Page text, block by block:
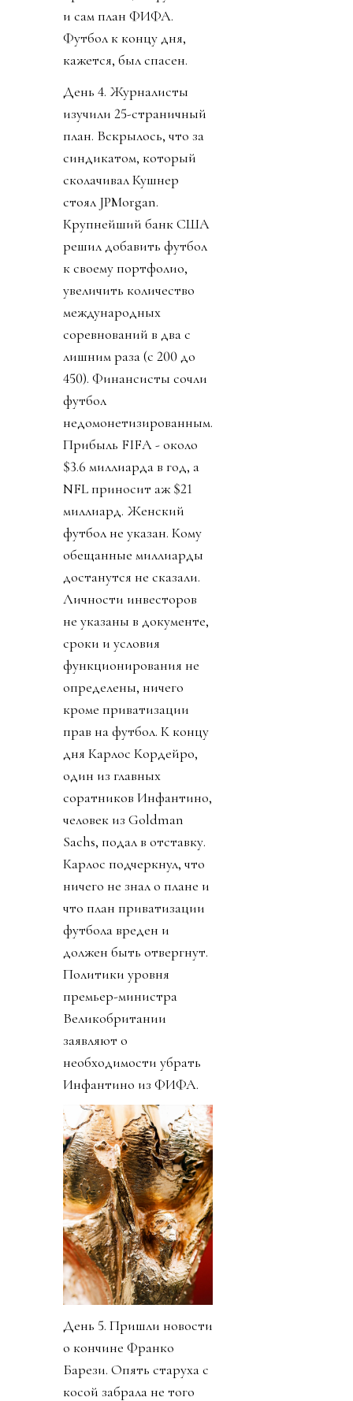
и сам план ФИФА.
Футбол к концу дня,
кажется, был спасен.
День 4. Журналисты
изучили 25-страничный
план. Вскрылось, что за
синдикатом, который
сколачивал Кушнер
стоял JPMorgan.
Крупнейший банк США
решил добавить футбол
к своему портфолио,
увеличить количество
международных
соревнований в два с
лишним раза (с 200 до
450). Финансисты сочли
футбол
недомонетизированным.
Прибыль FIFA - около
$3.6 миллиарда в год, а
NFL приносит аж $21
миллиард. Женский
футбол не указан. Кому
обещанные миллиарды
достанутся не сказали.
Личности инвесторов
не указаны в документе,
сроки и условия
функционирования не
определены, ничего
кроме приватизации
прав на футбол. К концу
дня Карлос Кордейро,
один из главных
соратников Инфантино,
человек из Goldman
Sachs, подал в отставку.
Карлос подчеркнул, что
ничего не знал о плане и
что план приватизации
футбола вреден и
должен быть отвергнут.
Политики уровня
премьер-министра
Великобритании
заявляют о
необходимости убрать
Инфантино из ФИФА.
День 5. Пришли новости
о кончине Франко
Барези. Опять старуха с
косой забрала не того